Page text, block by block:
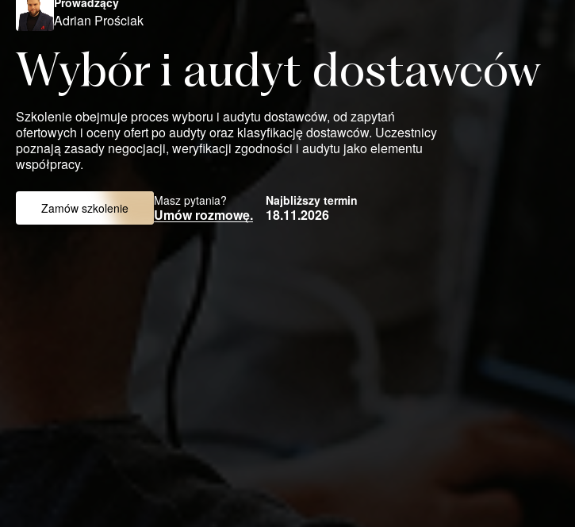
Adrian Prościak
Wybór i audyt dostawców
Szkolenie obejmuje proces wyboru i audytu dostawców, od zapytań
ofertowych i oceny ofert po audyty oraz klasyfikację dostawców. Uczestnicy
poznają zasady negocjacji, weryfikacji zgodności i audytu jako elementu
współpracy.
Zamów szkolenie Masz pytania?
Umów rozmowę.
Najbliższy termin
18.11.2026